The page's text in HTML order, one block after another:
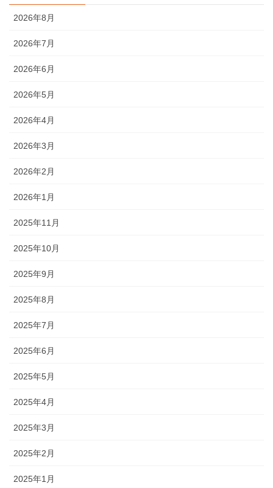
2026年8月
2026年7月
2026年6月
2026年5月
2026年4月
2026年3月
2026年2月
2026年1月
2025年11月
2025年10月
2025年9月
2025年8月
2025年7月
2025年6月
2025年5月
2025年4月
2025年3月
2025年2月
2025年1月